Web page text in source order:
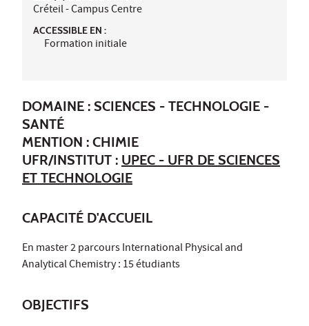
Créteil - Campus Centre
ACCESSIBLE EN :
Formation initiale
DOMAINE : SCIENCES - TECHNOLOGIE -
SANTÉ
MENTION : CHIMIE
UFR/INSTITUT : UPEC - UFR DE SCIENCES
ET TECHNOLOGIE
CAPACITÉ D'ACCUEIL
En master 2 parcours International Physical and
Analytical Chemistry : 15 étudiants
OBJECTIFS